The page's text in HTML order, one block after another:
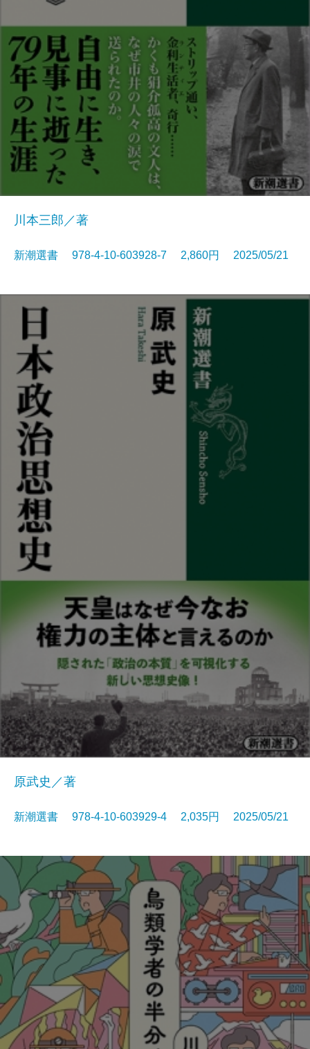
川本三郎／著
新潮選書 978-4-10-603928-7 2,860円 2025/05/21
原武史／著
新潮選書 978-4-10-603929-4 2,035円 2025/05/21